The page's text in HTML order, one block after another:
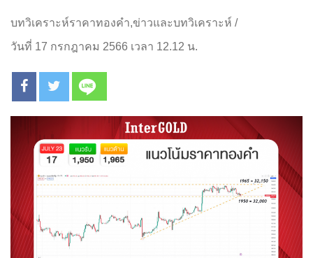
บทวิเคราะห์ราคาทองคำ,ข่าวและบทวิเคราะห์ /
วันที่ 17 กรกฎาคม 2566 เวลา 12.12 น.